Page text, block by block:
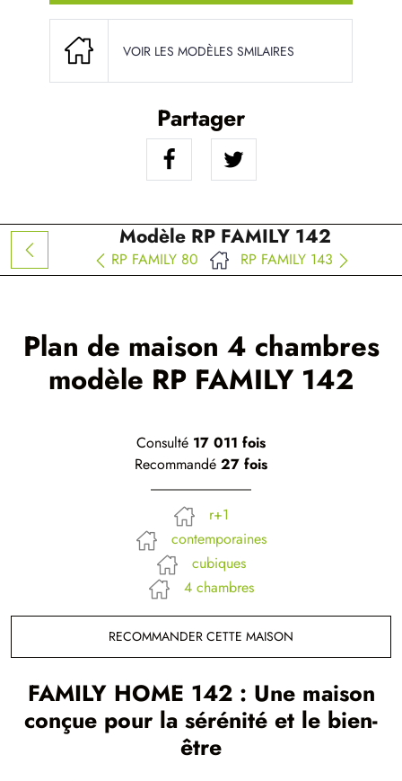
VOIR LES MODÈLES SMILAIRES
Partager
Modèle RP FAMILY 142
RP FAMILY 80 RP FAMILY 143
Plan de maison 4 chambres
modèle RP FAMILY 142
Consulté 17 011 fois
Recommandé 27 fois
r+1
contemporaines
cubiques
4 chambres
RECOMMANDER CETTE MAISON
FAMILY HOME 142 : Une maison
conçue pour la sérénité et le bien-
être